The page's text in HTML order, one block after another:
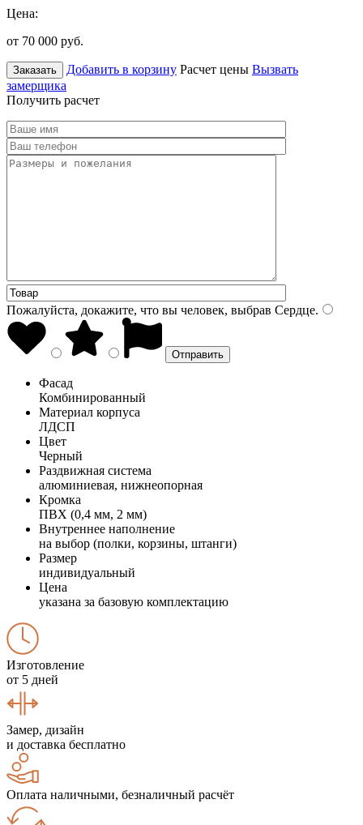
Цена:
от 70 000 руб.
Заказать Добавить в корзину Расчет цены Вызвать
замерщика
Получить расчет
Пожалуйста, докажите, что вы человек, выбрав Сердце.
Фасад
Комбинированный
Материал корпуса
ЛДСП
Цвет
Черный
Раздвижная система
алюминиевая, нижнеопорная
Кромка
ПВХ (0,4 мм, 2 мм)
Внутреннее наполнение
на выбор (полки, корзины, штанги)
Размер
индивидуальный
Цена
указана за базовую комплектацию
Изготовление
от 5 дней
Замер, дизайн
и доставка бесплатно
Оплата наличными, безналичный расчёт